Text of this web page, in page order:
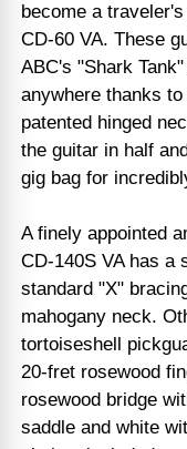
become a
CD-60 VA. These
ABC's "Shark
anywhere thanks
patented hinged
the guitar in half
gig bag for
A finely appointed
CD-140S VA has a
standard "X"
mahogany neck.
tortoiseshell
20-fret rosewood
rosewood bridge
saddle and white